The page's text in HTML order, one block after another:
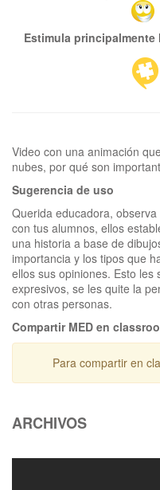
Estimula
Video con una animación
Sugerencia de uso
Querida educadora,
con tus alumnos, ellos
una historia a base de
importancia y los tipos que
ellos sus opiniones. Esto
expresivos, se les quite la
con otras personas.
Compartir MED en
Para compartir en
ARCHIVOS